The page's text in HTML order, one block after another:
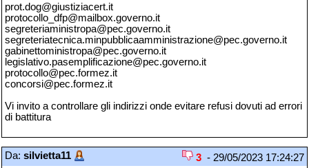
prot.dog@giustiziacert.it
protocollo_dfp@mailbox.governo.it
segreteriaministropa@pec.governo.it
segreteriatecnica.minpubblicaamministrazione@pec.governo.it
gabinettoministropa@pec.governo.it
legislativo.pasemplificazione@pec.governo.it
protocollo@pec.formez.it
concorsi@pec.formez.it
Vi invito a controllare gli indirizzi onde evitare refusi dovuti ad errori
di battitura
Da: silvietta11 3 - 29/05/2023 17:24:27